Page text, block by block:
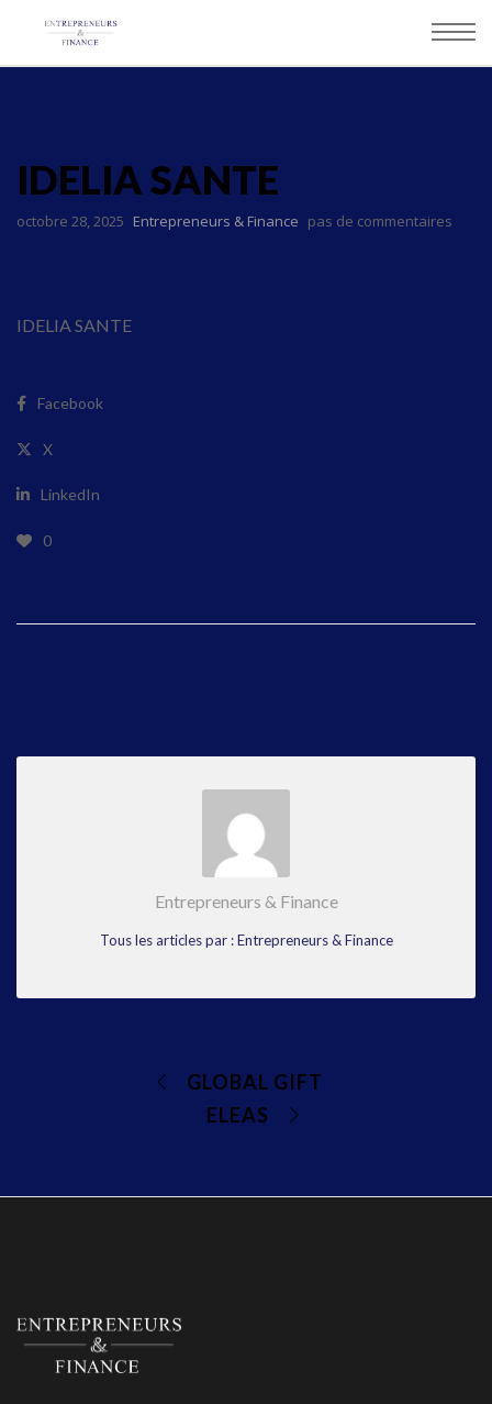
IDELIA SANTE
octobre 28, 2025 Entrepreneurs & Finance pas de commentaires
IDELIA SANTE
Facebook
X
LinkedIn
0
Entrepreneurs & Finance
Tous les articles par : Entrepreneurs & Finance
GLOBAL GIFT
ELEAS
Panneau de gestion des cookies